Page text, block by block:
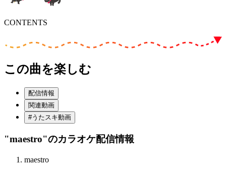
CONTENTS
この曲を楽しむ
配信情報
関連動画
#うたスキ動画
"maestro"のカラオケ配信情報
maestro